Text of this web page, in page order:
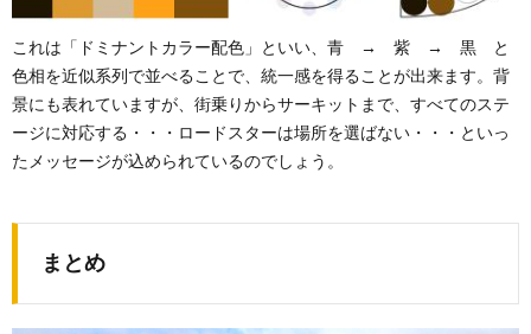
これは「ドミナントカラー配色」といい、青 → 紫 → 黒 と
色相を近似系列で並べることで、統一感を得ることが出来ます。背
景にも表れていますが、街乗りからサーキットまで、すべてのステ
ージに対応する・・・ロードスターは場所を選ばない・・・といっ
たメッセージが込められているのでしょう。
まとめ